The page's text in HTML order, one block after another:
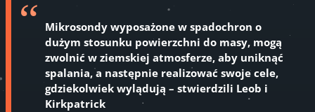
Mikrosondy wyposażone w spadochron o
dużym stosunku powierzchni do masy, mogą
zwolnić w ziemskiej atmosferze, aby uniknąć
spalania, a następnie realizować swoje cele,
gdziekolwiek wylądują – stwierdzili Leob i
Kirkpatrick